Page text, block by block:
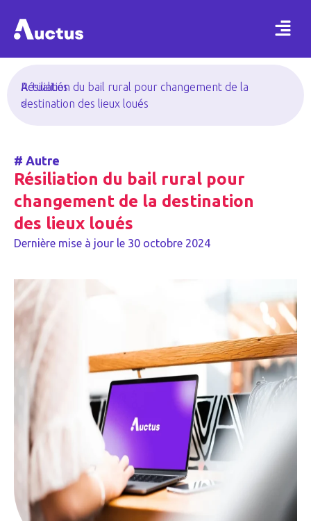
Actualités
>
Résiliation du bail rural pour changement de la
destination des lieux loués
# Autre
Résiliation du bail rural pour
changement de la destination
des lieux loués
Dernière mise à jour le 30 octobre 2024